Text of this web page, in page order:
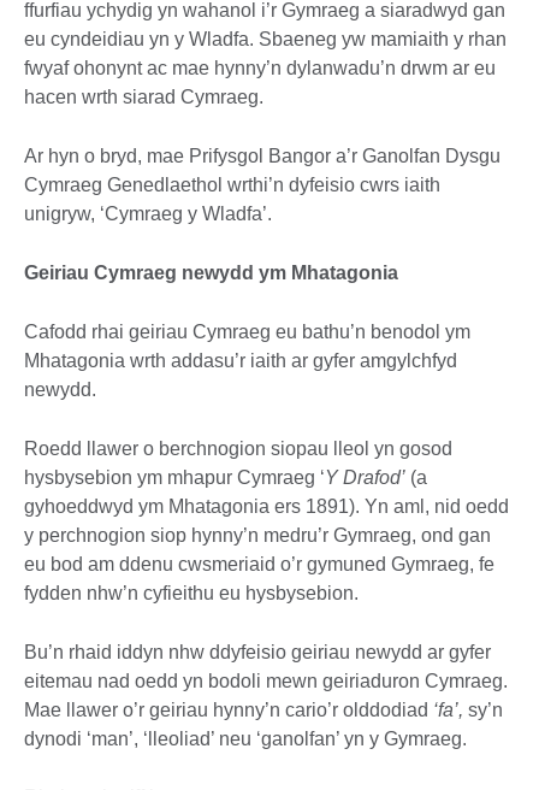
ffurfiau ychydig yn wahanol i’r Gymraeg a siaradwyd gan
eu cyndeidiau yn y Wladfa. Sbaeneg yw mamiaith y rhan
fwyaf ohonynt ac mae hynny’n dylanwadu’n drwm ar eu
hacen wrth siarad Cymraeg.
Ar hyn o bryd, mae Prifysgol Bangor a’r Ganolfan Dysgu
Cymraeg Genedlaethol wrthi’n dyfeisio cwrs iaith
unigryw, ‘Cymraeg y Wladfa’.
Geiriau Cymraeg newydd ym Mhatagonia
Cafodd rhai geiriau Cymraeg eu bathu’n benodol ym
Mhatagonia wrth addasu’r iaith ar gyfer amgylchfyd
newydd.
Roedd llawer o berchnogion siopau lleol yn gosod
hysbysebion ym mhapur Cymraeg ‘Y Drafod’ (a
gyhoeddwyd ym Mhatagonia ers 1891). Yn aml, nid oedd
y perchnogion siop hynny’n medru’r Gymraeg, ond gan
eu bod am ddenu cwsmeriaid o’r gymuned Gymraeg, fe
fydden nhw’n cyfieithu eu hysbysebion.
Bu’n rhaid iddyn nhw ddyfeisio geiriau newydd ar gyfer
eitemau nad oedd yn bodoli mewn geiriaduron Cymraeg.
Mae llawer o’r geiriau hynny’n cario’r olddodiad ‘fa’, sy’n
dynodi ‘man’, ‘lleoliad’ neu ‘ganolfan’ yn y Gymraeg.